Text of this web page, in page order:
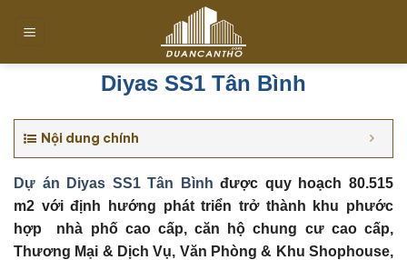
đến
Diyas SS1 Tân Bình
Nội dung chính
Dự án Diyas SS1 Tân Bình được quy hoạch 80.515
m2 với định hướng phát triển trở thành khu phước
hợp nhà phố cao cấp, căn hộ chung cư cao cấp,
Thương Mại & Dịch Vụ, Văn Phòng & Khu Shophouse,